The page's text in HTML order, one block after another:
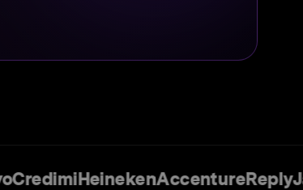
HeinekenAccentureReplyJakala